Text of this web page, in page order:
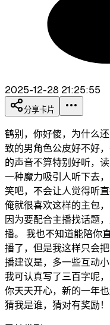
2025-12-28 21:25:55
分享卡片
鹤别，你好傻，为什么
致的男角色公皮好不好
的声音不算特别好听，
一种魔力吸引人听下去
笑吧，不会让人觉得听
俺就很喜欢这样的主包
因为要配合主播找话题
播。 我也不知道能陪你
播了，但是我这样只会
播建议是，多一些互动
我可认真写了三百字呢
你天天开心，新的一年
猜我是谁，猜对有奖励！